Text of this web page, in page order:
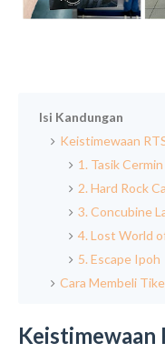
Isi Kandungan
Keistimewaan
1. Tasik Cermin
2. Hard Rock
3. Concubine
4. Lost World
5. Escape Ipoh
Cara Membeli
Keistimewaan